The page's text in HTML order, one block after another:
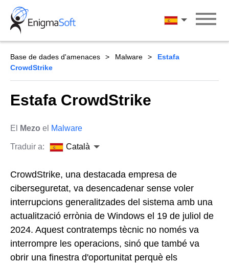
Skip
content
Català
Base de dades d'amenaces Malware
Estafa
CrowdStrike
Estafa CrowdStrike
El Mezo el Malware
Traduir a: Català
CrowdStrike, una destacada empresa de
ciberseguretat, va desencadenar sense voler
interrupcions generalitzades del sistema amb una
actualització errònia de Windows el 19 de juliol de
2024. Aquest contratemps tècnic no només va
interrompre les operacions, sinó que també va
obrir una finestra d'oportunitat perquè els